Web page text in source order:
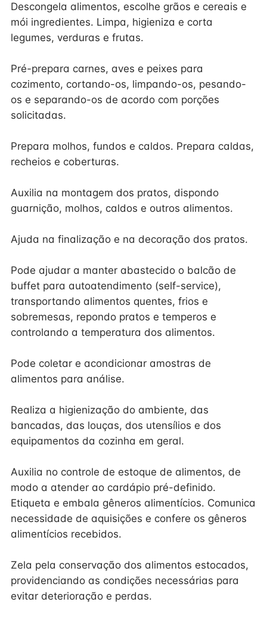
Descongela alimentos, escolhe grãos e cereais e
mói ingredientes. Limpa, higieniza e corta
legumes, verduras e frutas.
Pré-prepara carnes, aves e peixes para
cozimento, cortando-os, limpando-os, pesando-
os e separando-os de acordo com porções
solicitadas.
Prepara molhos, fundos e caldos. Prepara caldas,
recheios e coberturas.
Auxilia na montagem dos pratos, dispondo
guarnição, molhos, caldos e outros alimentos.
Ajuda na finalização e na decoração dos pratos.
Pode ajudar a manter abastecido o balcão de
buffet para autoatendimento (self-service),
transportando alimentos quentes, frios e
sobremesas, repondo pratos e temperos e
controlando a temperatura dos alimentos.
Pode coletar e acondicionar amostras de
alimentos para análise.
Realiza a higienização do ambiente, das
bancadas, das louças, dos utensílios e dos
equipamentos da cozinha em geral.
Auxilia no controle de estoque de alimentos, de
modo a atender ao cardápio pré-definido.
Etiqueta e embala gêneros alimentícios. Comunica
necessidade de aquisições e confere os gêneros
alimentícios recebidos.
Zela pela conservação dos alimentos estocados,
providenciando as condições necessárias para
evitar deterioração e perdas.